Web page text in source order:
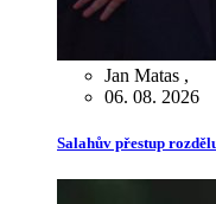
Jan Matas ,
06. 08. 2026
Salahův přestup